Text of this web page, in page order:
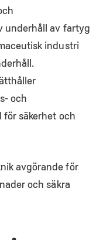
underhåll av fartyg
industri
och
säkerhet och
avgörande för
och säkra